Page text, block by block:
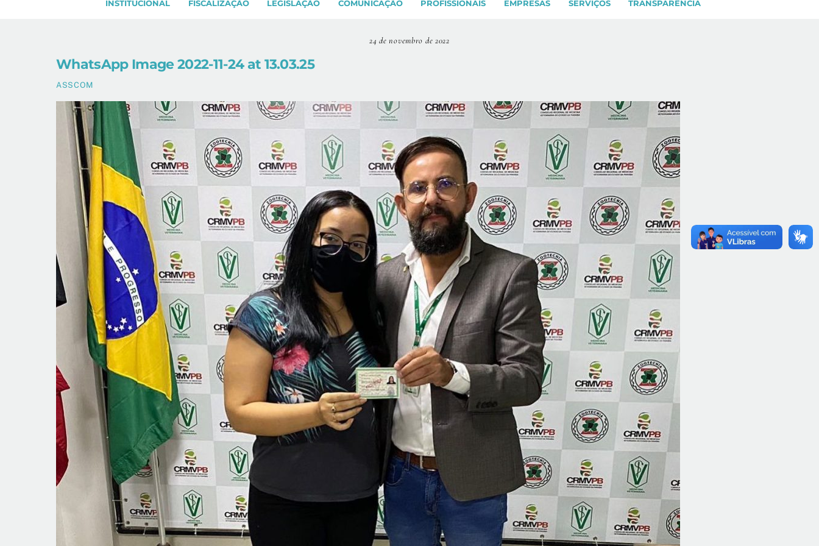
INSTITUCIONAL FISCALIZAÇÃO LEGISLAÇÃO COMUNICAÇÃO PROFISSIONAIS EMPRESAS SERVIÇOS TRANSPARÊNCIA
24 de novembro de 2022
WhatsApp Image 2022-11-24 at 13.03.25
ASSCOM